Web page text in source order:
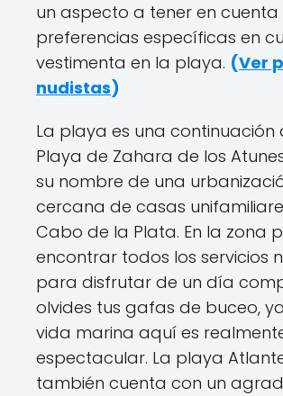
un aspecto a tener en cuenta
preferencias específicas en
vestimenta en la playa. (Ver
nudistas)
La playa es una continuación
Playa de Zahara de los
su nombre de una
cercana de casas
Cabo de la Plata. En la zona
encontrar todos los servicios
para disfrutar de un día
olvides tus gafas de buceo,
vida marina aquí es
espectacular. La playa
también cuenta con un